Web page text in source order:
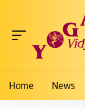
Home News